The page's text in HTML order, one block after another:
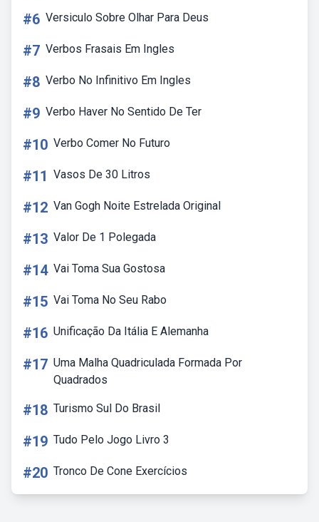
#6 Versiculo Sobre Olhar Para Deus
#7 Verbos Frasais Em Ingles
#8 Verbo No Infinitivo Em Ingles
#9 Verbo Haver No Sentido De Ter
#10 Verbo Comer No Futuro
#11 Vasos De 30 Litros
#12 Van Gogh Noite Estrelada Original
#13 Valor De 1 Polegada
#14 Vai Toma Sua Gostosa
#15 Vai Toma No Seu Rabo
#16 Unificação Da Itália E Alemanha
#17 Uma Malha Quadriculada Formada Por
Quadrados
#18 Turismo Sul Do Brasil
#19 Tudo Pelo Jogo Livro 3
#20 Tronco De Cone Exercícios